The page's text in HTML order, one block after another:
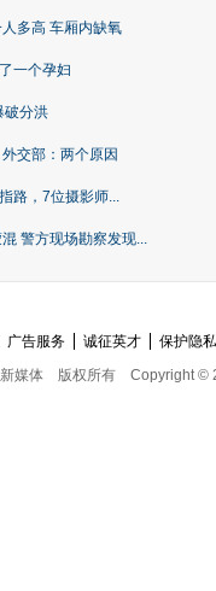
多高 车厢内缺氧
一个孕妇
破分洪
交部：两个原因
路，7位摄影师...
警方现场勘察发现...
广告服务 诚征英才
保护隐
媒体
版权所有 Copyright ©